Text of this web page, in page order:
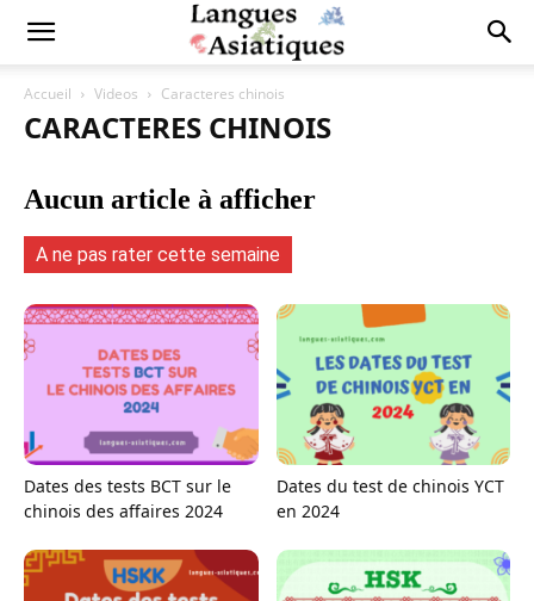
Accueil Videos Caracteres chinois
CARACTERES CHINOIS
Aucun article à afficher
A ne pas rater cette semaine
Dates des tests BCT sur le
chinois des affaires 2024
Dates du test de chinois YCT
en 2024